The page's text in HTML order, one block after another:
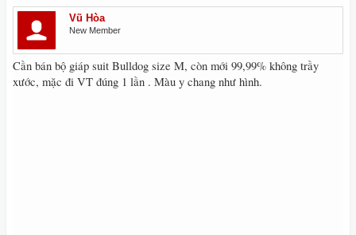
Vũ Hòa
New Member
Cần bán bộ giáp suit Bulldog size M, còn mới 99,99% không trầy
xước, mặc đi VT đúng 1 lần . Màu y chang như hình.